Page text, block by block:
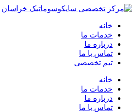
خانه
خدمات ما
درباره ما
تماس با ما
تیم تخصصی
خانه
خدمات ما
درباره ما
تماس با ما